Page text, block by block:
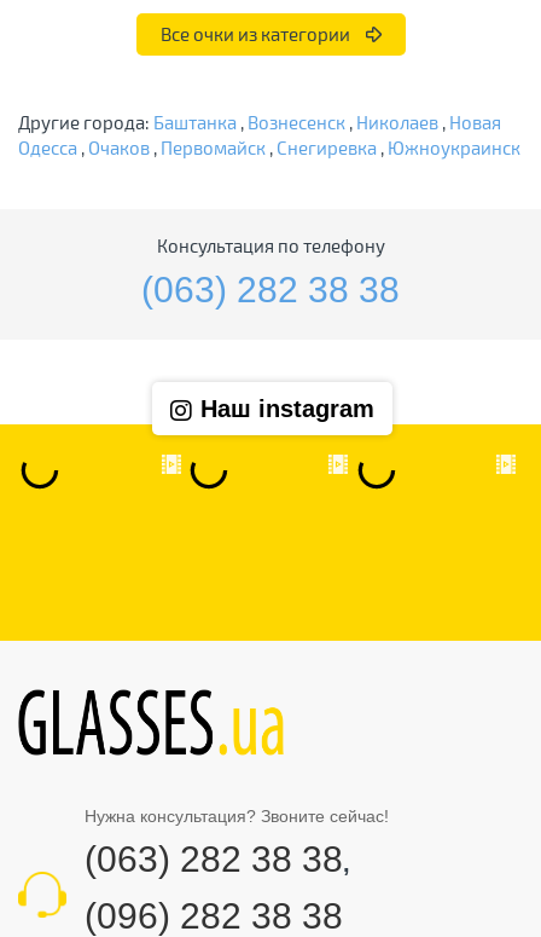
Все очки из категории
Другие города: Баштанка , Вознесенск , Николаев , Новая
Одесса , Очаков , Первомайск , Снегиревка , Южноукраинск
Консультация по телефону
(063) 282 38 38
Наш instagram
Нужна консультация? Звоните сейчас!
(063) 282 38 38,
(096) 282 38 38